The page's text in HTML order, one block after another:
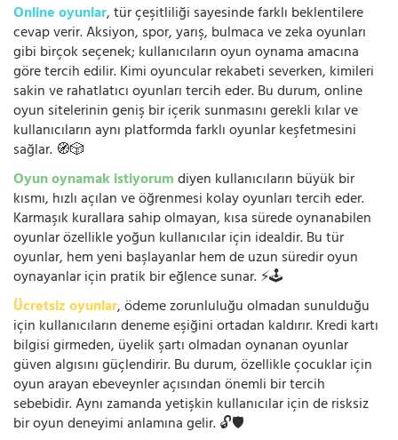
Online oyunlar, tür çeşitliliği sayesinde farklı beklentilere
cevap verir. Aksiyon, spor, yarış, bulmaca ve zeka oyunları
gibi birçok seçenek; kullanıcıların oyun oynama amacına
göre tercih edilir. Kimi oyuncular rekabeti severken, kimileri
sakin ve rahatlatıcı oyunları tercih eder. Bu durum, online
oyun sitelerinin geniş bir içerik sunmasını gerekli kılar ve
kullanıcıların aynı platformda farklı oyunlar keşfetmesini
sağlar. 🧭🎲
Oyun oynamak istiyorumdiyen kullanıcıların büyük bir
kısmı, hızlı açılan ve öğrenmesi kolay oyunları tercih eder.
Karmaşık kurallara sahip olmayan, kısa sürede oynanabilen
oyunlar özellikle yoğun kullanıcılar için idealdir. Bu tür
oyunlar, hem yeni başlayanlar hem de uzun süredir oyun
oynayanlar için pratik bir eğlence sunar. ⚡🕹️
Ücretsiz oyunlar, ödeme zorunluluğu olmadan sunulduğu
için kullanıcıların deneme eşiğini ortadan kaldırır. Kredi kartı
bilgisi girmeden, üyelik şartı olmadan oynanan oyunlar
güven algısını güçlendirir. Bu durum, özellikle çocuklar için
oyun arayan ebeveynler açısından önemli bir tercih
sebebidir. Aynı zamanda yetişkin kullanıcılar için de risksiz
bir oyun deneyimi anlamına gelir. 🔓🛡️